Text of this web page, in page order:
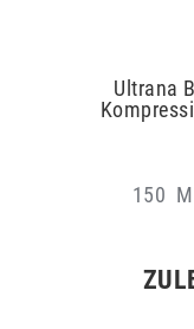
Ultrana
150